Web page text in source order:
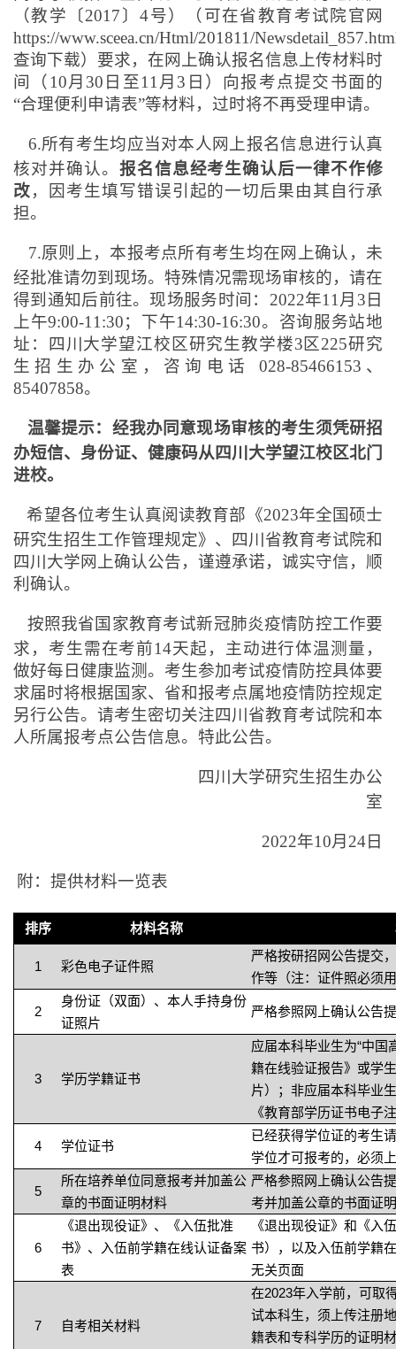
（教学〔2017〕4号）（可在省教育考试院官网
https://www.sceea.cn/Html/201811/
查询下载）要求，在网上确认报名信息上传材料时
间（10月30日至11月3日）向报考点提交书面的
“合理便利申请表”等材料，过时将不再受理申请。
6.所有考生均应当对本人网上报名信息进行认真
核对并确认。 报名信息经考生确认后一律不作修
改，因考生填写错误引起的一切后果由其自行承
担。
7.原则上，本报考点所有考生均在网上确认，未
经批准请勿到现场。特殊情况需现场审核的，请在
得到通知后前往。现场服务时间：2022年11月3日
上午9:00-11:30；下午14:30-16:30。咨询服务站地
址：四川大学望江校区研究生教学楼3区225研究
生招生办公室，咨询电话 028-85466153、
85407858。
温馨提示：经我办同意现场审核的考生须凭研招
办短信、身份证、健康码从四川大学望江校区北门
进校。
希望各位考生认真阅读教育部《2023年全国硕士
研究生招生工作管理规定》、四川省教育考试院和
四川大学网上确认公告，谨遵承诺，诚实守信，顺
利确认。
按照我省国家教育考试新冠肺炎疫情防控工作要
求，考生需在考前14天起，主动进行体温测量，
做好每日健康监测。考生参加考试疫情防控具体要
求届时将根据国家、省和报考点属地疫情防控规定
另行公告。请考生密切关注四川省教育考试院和本
人所属报考点公告信息。特此公告。
四川大学研究生招生办公
室
2022年10月24日
附：提供材料一览表
排序 材料名称
1 彩色电子证件照
严格按研招网公告提交
作等（注：证件照必须
2
身份证（双面）、本人手持身份
证照片
严格参照网上确认公告
3 学历学籍证书
应届本科毕业生为“中国
籍在线验证报告》或学
片）；非应届本科毕业
《教育部学历证书电子
4 学位证书
已经获得学位证的考生
学位才可报考的，必须
5
所在培养单位同意报考并加盖公
章的书面证明材料
严格参照网上确认公告
考并加盖公章的书面证
6
《退出现役证》、《入伍批准
书》、入伍前学籍在线认证备案
表
《退出现役证》和《入
书），以及入伍前学籍
无关页面
7 自考相关材料
在2023年入学前，可取
试本科生，须上传注册
籍表和专科学历的证明